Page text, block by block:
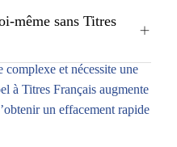
même sans Titres
et nécessite une
à Titres Français augmente
un effacement rapide